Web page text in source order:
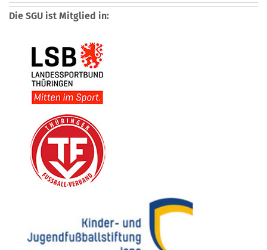
Die SGU ist Mitglied in: